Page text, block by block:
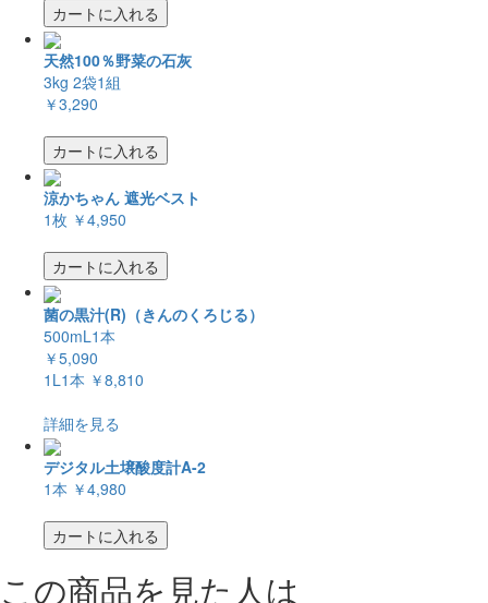
カートに入れる
天然100％野菜の石灰
3kg 2袋1組
￥3,290
カートに入れる
涼かちゃん 遮光ベスト
1枚 ￥4,950
カートに入れる
菌の黒汁(R)（きんのくろじる）
500mL1本
￥5,090
1L1本 ￥8,810
詳細を見る
デジタル土壌酸度計A-2
1本 ￥4,980
カートに入れる
この商品を見た人は